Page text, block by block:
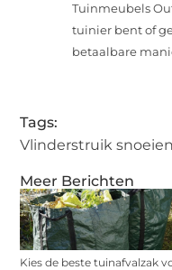
Meer Berichten
Kies de beste tuinafvalzak
Tuinmeubels
tuinier bent of
betaalbare
Tags:
Vlinderstruik